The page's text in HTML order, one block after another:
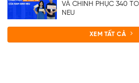
VÀ CHINH PHỤC 340
NEU
XEM TẤT CẢ